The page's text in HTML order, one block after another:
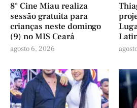
8° Cine Miau realiza
sessão gratuita para
crianças neste domingo
(9) no MIS Ceará
agosto 6, 2026